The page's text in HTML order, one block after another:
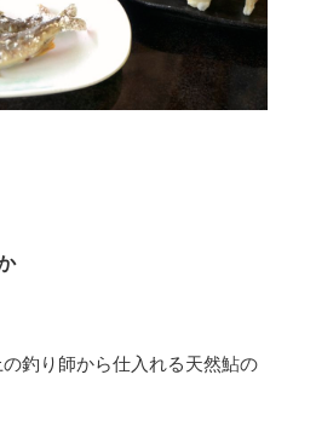
釣り師から仕入れる天然鮎の